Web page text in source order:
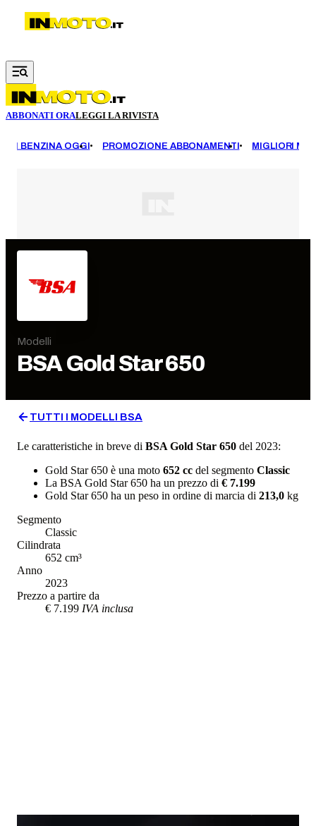
Vai al contenuto principale
ABBONATI ORALEGGI LA RIVISTA
BENZINA OGGI PROMOZIONE ABBONAMENTI MIGLIORI
Modelli
BSA Gold Star 650
TUTTI I MODELLI BSA
Le caratteristiche in breve di BSA Gold Star 650 del 2023:
Gold Star 650 è una moto 652 cc del segmento Classic
La BSA Gold Star 650 ha un prezzo di € 7.199
Gold Star 650 ha un peso in ordine di marcia di 213,0 kg
Segmento
Classic
Cilindrata
652 cm³
Anno
2023
Prezzo a partire da
€ 7.199 IVA inclusa